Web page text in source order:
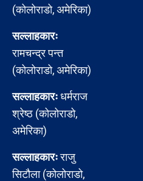
(कोलोराडो, अमेरिका)
सल्लाहकारः
रामचन्द्र पन्त
(कोलोराडो, अमेरिका)
सल्लाहकारःधर्मराज
श्रेष्ठ (कोलोराडो,
अमेरिका)
सल्लाहकारःराजु
सिटौला (कोलोराडो,